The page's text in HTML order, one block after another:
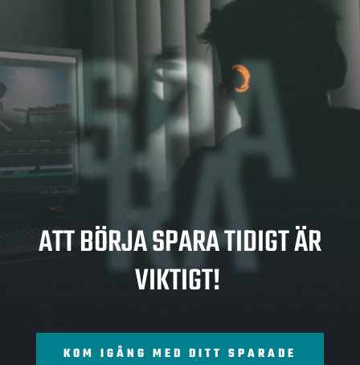
SPA
RA
ATT BÖRJA SPARA TIDIGT ÄR
VIKTIGT!
KOM IGÅNG MED DITT SPARADE